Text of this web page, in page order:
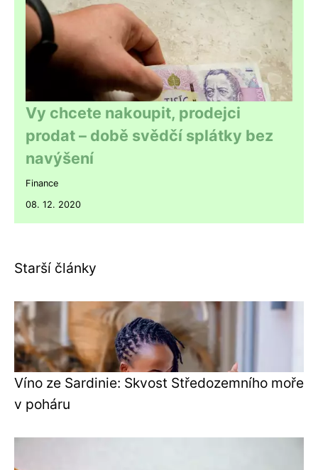
Vy chcete nakoupit, prodejci
prodat – době svědčí splátky bez
navýšení
Finance
08. 12. 2020
Starší články
Víno ze Sardinie: Skvost Středozemního moře
v poháru